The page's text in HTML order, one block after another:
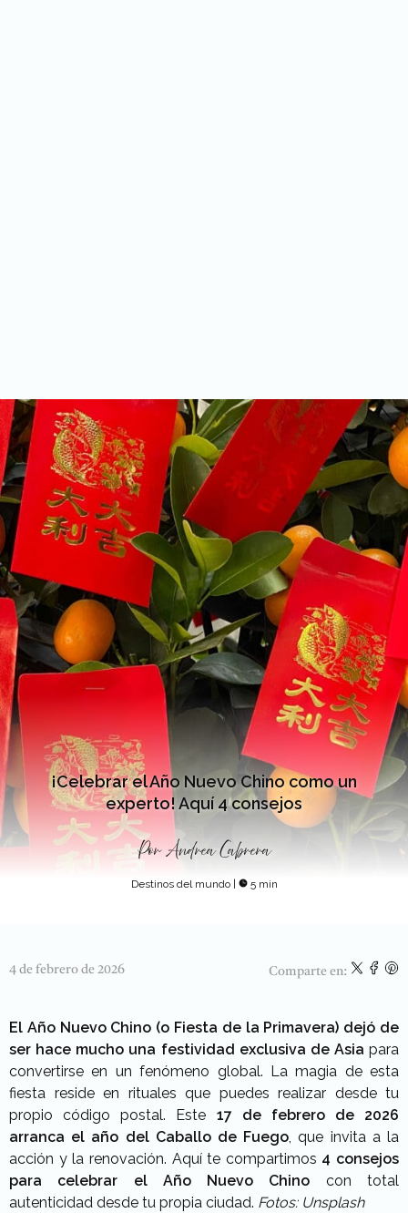
¡Celebrar el Año Nuevo Chino como un
experto! Aquí 4 consejos
Por Andrea Cabrera
Destinos del mundo | 5 min
4 de febrero de 2026 Comparte en:
El Año Nuevo Chino (o Fiesta de la Primavera) dejó de
ser hace mucho una festividad exclusiva de Asia para
convertirse en un fenómeno global. La magia de esta
fiesta reside en rituales que puedes realizar desde tu
propio código postal. Este 17 de febrero de 2026
arranca el año del Caballo de Fuego , que invita a la
acción y la renovación. Aquí te compartimos 4 consejos
para celebrar el Año Nuevo Chino con total
autenticidad desde tu propia ciudad. Fotos: Unsplash